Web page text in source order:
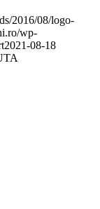
2016/08/logo-
wp-
2021-08-18